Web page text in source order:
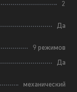
2
Да
9 режимов
Да
механический